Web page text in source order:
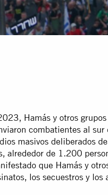
Hamás y otros
combatientes al
masivos deliberados
alrededor de 1.200
que Hamás y
los secuestros y